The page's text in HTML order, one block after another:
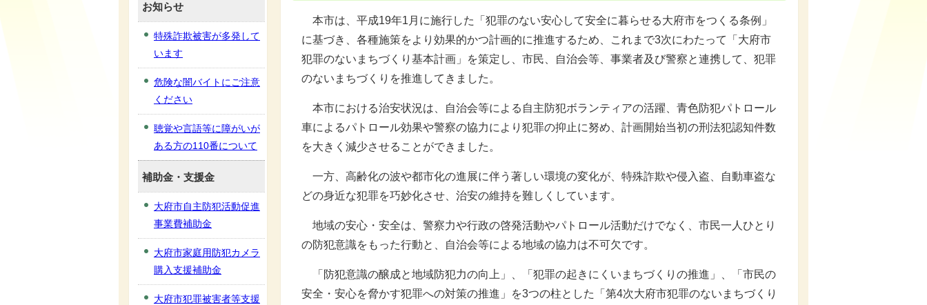
本市は、平成19年1月に施行した「犯罪のない安心して安全に暮らせる大府市をつくる条例」
に基づき、各種施策をより効果的かつ計画的に推進するため、これまで3次にわたって「大府市
犯罪のないまちづくり基本計画」を策定し、市民、自治会等、事業者及び警察と連携して、犯罪
のないまちづくりを推進してきました。
本市における治安状況は、自治会等による自主防犯ボランティアの活躍、青色防犯パトロール
車によるパトロール効果や警察の協力により犯罪の抑止に努め、計画開始当初の刑法犯認知件数
を大きく減少させることができました。
一方、高齢化の波や都市化の進展に伴う著しい環境の変化が、特殊詐欺や侵入盗、自動車盗な
どの身近な犯罪を巧妙化させ、治安の維持を難しくしています。
地域の安心・安全は、警察力や行政の啓発活動やパトロール活動だけでなく、市民一人ひとり
の防犯意識をもった行動と、自治会等による地域の協力は不可欠です。
「防犯意識の醸成と地域防犯力の向上」、「犯罪の起きにくいまちづくりの推進」、「市民の
安全・安心を脅かす犯罪への対策の推進」を3つの柱とした「第4次大府市犯罪のないまちづくり
お知らせ
特殊詐欺被害が多発して
います
危険な闇バイトにご注意
ください
聴覚や言語等に障がいが
ある方の110番について
補助金・支援金
大府市自主防犯活動促進
事業費補助金
大府市家庭用防犯カメラ
購入支援補助金
大府市犯罪被害者等支援